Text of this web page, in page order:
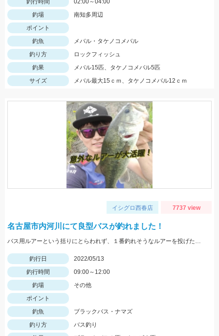
釣行時間
02:00～04:00
釣場
南知多周辺
ポイント
釣魚
メバル・タケノコメバル
釣り方
ロックフィッシュ
釣果
メバル15匹、タケノコメバル5匹
サイズ
メバル最大15ｃｍ、タケノコメバル12ｃｍ
イシグロ西春店 7737 view
名古屋市内河川にて良型バスが釣れました！
バス用ルアーという括りにとらわれず、１番釣れそうなルアーを投げたら釣れました！
釣行日
2022/05/13
釣行時間
09:00～12:00
釣場
その他
ポイント
釣魚
ブラックバス・ナマズ
釣り方
バス釣り